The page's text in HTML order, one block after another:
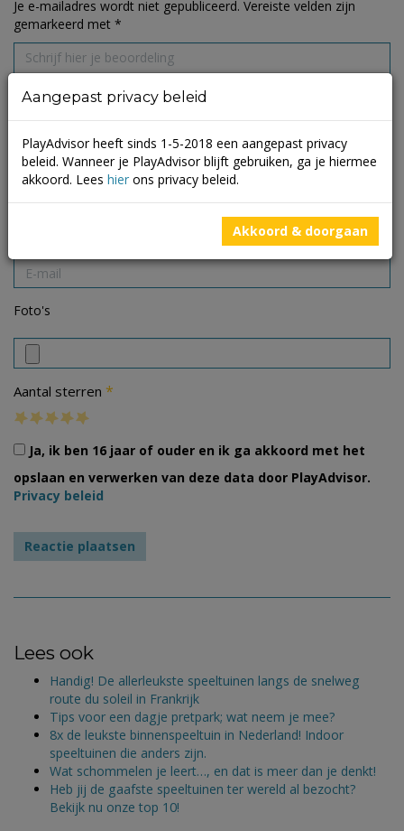
Je e-mailadres wordt niet gepubliceerd. Vereiste velden zijn
gemarkeerd met *
Foto's
Aantal sterren *
Ja, ik ben 16 jaar of ouder en ik ga akkoord met het
opslaan en verwerken van deze data door PlayAdvisor.
Privacy beleid
Lees ook
Handig! De allerleukste speeltuinen langs de snelweg
route du soleil in Frankrijk
Tips voor een dagje pretpark; wat neem je mee?
8x de leukste binnenspeeltuin in Nederland! Indoor
speeltuinen die anders zijn.
Wat schommelen je leert…, en dat is meer dan je denkt!
Heb jij de gaafste speeltuinen ter wereld al bezocht?
Bekijk nu onze top 10!
Aangepast privacy beleid
PlayAdvisor heeft sinds 1-5-2018 een aangepast privacy
beleid. Wanneer je PlayAdvisor blijft gebruiken, ga je hiermee
akkoord. Lees hier ons privacy beleid.
Akkoord & doorgaan